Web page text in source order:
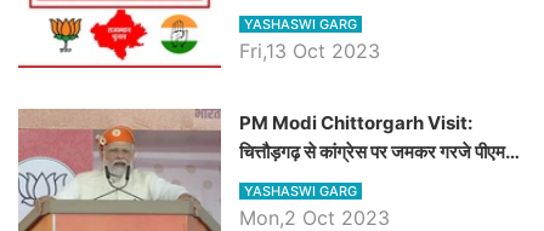
सबसे लोकप्रिय चेहरा कौनसा ?
YASHASWI GARG
Fri,13 Oct 2023
PM Modi Chittorgarh Visit:
चित्तौड़गढ़ से कांग्रेस पर जमकर गरजे पीएम
मोदी, जाने प्रधानमंत्री के भाषण की बड़ी
बातें, देखें वीडियो
YASHASWI GARG
Mon,2 Oct 2023